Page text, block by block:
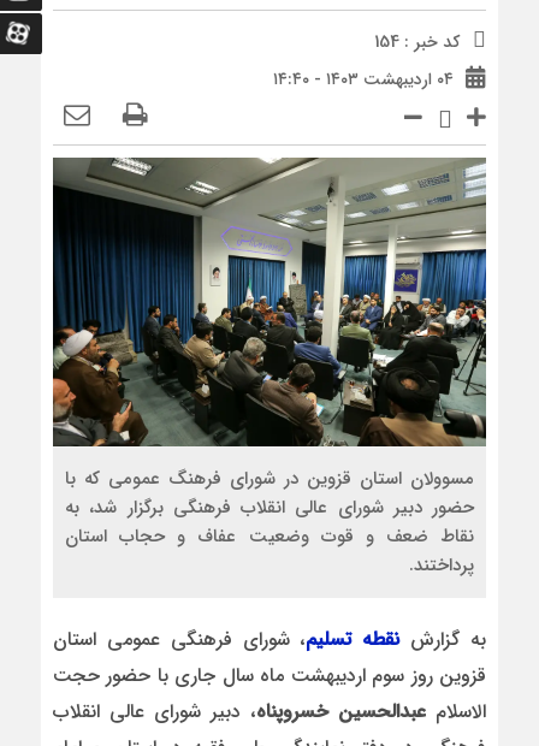
کد خبر : 154
۰۴ اردیبهشت ۱۴۰۳ - ۱۴:۴۰
مسوولان استان قزوین در شورای فرهنگ عمومی که با
حضور دبیر شورای عالی انقلاب فرهنگی برگزار شد، به
نقاط ضعف و قوت وضعیت عفاف و حجاب استان
پرداختند.
به گزارشنقطه تسلیم، شورای فرهنگی عمومی استان
قزوین روز سوم اردیبهشت ماه سال جاری با حضور حجت
الاسلام عبدالحسین خسروپناه، دبیر شورای عالی انقلاب